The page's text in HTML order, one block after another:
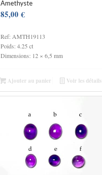
Amethyste
85,00€
Ref: AMTH19113
Poids: 4.25 ct
Dimensions: 12 × 6,5 mm
Ajouter au panier Voir les détails